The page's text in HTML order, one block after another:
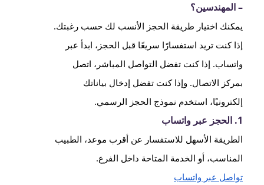
– المهندسين؟
يمكنك اختيار طريقة الحجز الأنسب لك حسب رغبتك.
إذا كنت تريد استفسارًا سريعًا قبل الحجز، ابدأ عبر
واتساب. إذا كنت تفضل التواصل المباشر، اتصل
بمركز الاتصال. وإذا كنت تفضل إدخال بياناتك
إلكترونيًا، استخدم نموذج الحجز الرسمي.
1. الحجز عبر واتساب
الطريقة الأسهل للاستفسار عن أقرب موعد، الطبيب
المناسب، أو الخدمة المتاحة داخل الفرع.
تواصل عبر واتساب